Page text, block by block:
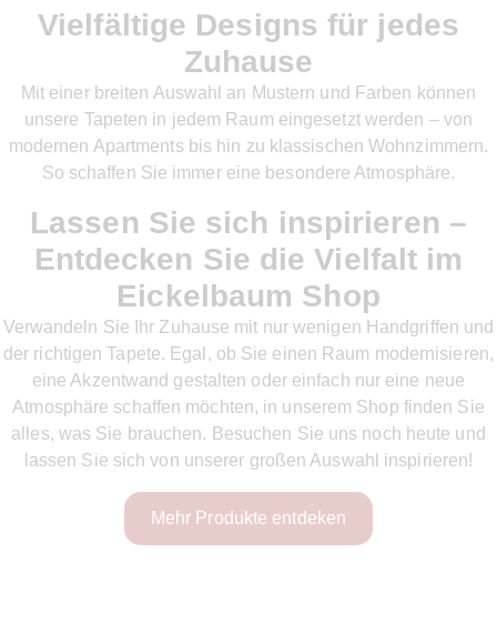
Vielfältige Designs für jedes
Zuhause
Mit einer breiten Auswahl an Mustern und Farben können
unsere Tapeten in jedem Raum eingesetzt werden – von
modernen Apartments bis hin zu klassischen Wohnzimmern.
So schaffen Sie immer eine besondere Atmosphäre.
Lassen Sie sich inspirieren –
Entdecken Sie die Vielfalt im
Eickelbaum Shop
Verwandeln Sie Ihr Zuhause mit nur wenigen Handgriffen und
der richtigen Tapete. Egal, ob Sie einen Raum modernisieren,
eine Akzentwand gestalten oder einfach nur eine neue
Atmosphäre schaffen möchten, in unserem Shop finden Sie
alles, was Sie brauchen. Besuchen Sie uns noch heute und
lassen Sie sich von unserer großen Auswahl inspirieren!
Mehr Produkte entdeken